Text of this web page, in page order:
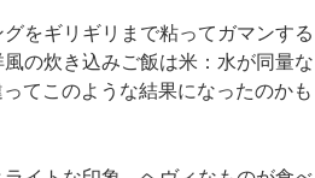
をギリギリまで粘ってガマンする
の炊き込みご飯は米：水が同量な
てこのような結果になったのかも